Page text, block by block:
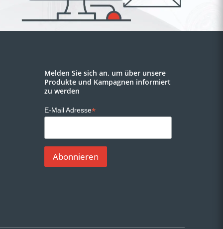
Melden Sie sich an, um über unsere
Produkte und Kampagnen informiert
zu werden
E-Mail Adresse*